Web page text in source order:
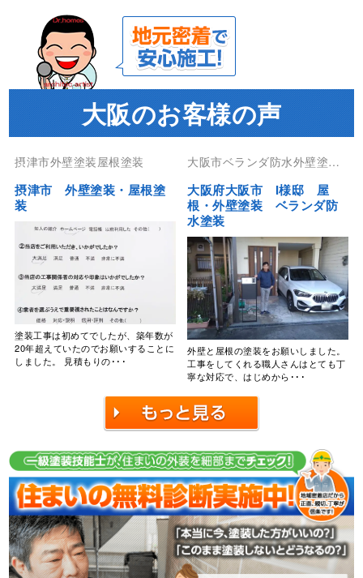
大阪のお客様の声
摂津市外壁塗装屋根塗装
摂津市 外壁塗装・屋根塗
装
塗装工事は初めてでしたが、築年数が
20年超えていたのでお願いすることに
しました。 見積もりの･･･
大阪市ベランダ防水外壁塗装
大阪府大阪市 I様邸 屋
根・外壁塗装 ベランダ防
水塗装
外壁と屋根の塗装をお願いしました。
工事をしてくれる職人さんはとても丁
寧な対応で、はじめから･･･